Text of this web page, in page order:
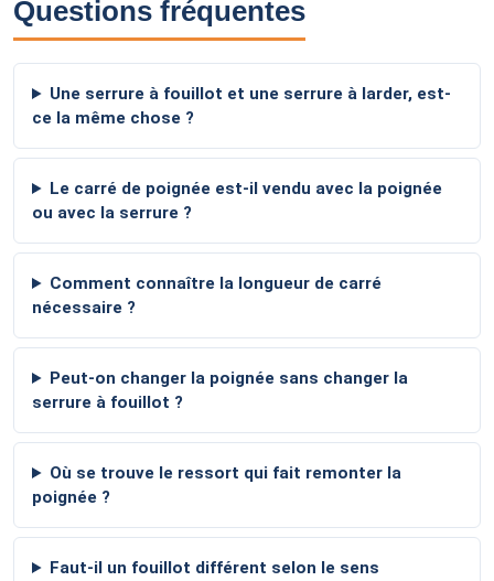
Questions fréquentes
Une serrure à fouillot et une serrure à larder, est-
ce la même chose ?
Le carré de poignée est-il vendu avec la poignée
ou avec la serrure ?
Comment connaître la longueur de carré
nécessaire ?
Peut-on changer la poignée sans changer la
serrure à fouillot ?
Où se trouve le ressort qui fait remonter la
poignée ?
Faut-il un fouillot différent selon le sens